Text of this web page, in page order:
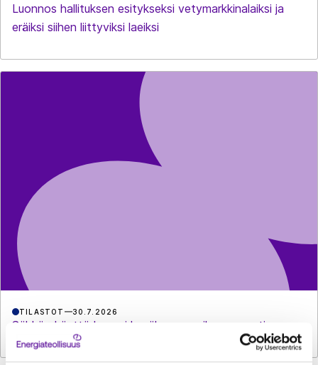
Luonnos hallituksen esitykseksi vetymarkkinalaiksi ja
eräiksi siihen liittyviksi laeiksi
TILASTOT 30.7.2026
Sähkön käyttö kasvoi kesäkuussa reilun prosentin